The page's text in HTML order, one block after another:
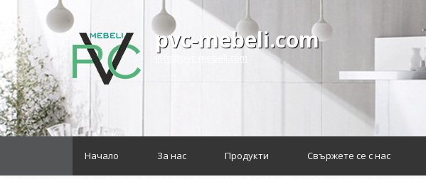
pvc-mebeli.com
info@pvc-mebeli.com
Начало За нас Продукти Свържете се с нас